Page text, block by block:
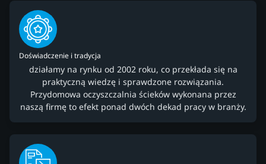
Doświadczenie i tradycja
działamy na rynku od 2002 roku, co przekłada się na
praktyczną wiedzę i sprawdzone rozwiązania.
Przydomowa oczyszczalnia ścieków wykonana przez
naszą firmę to efekt ponad dwóch dekad pracy w branży.